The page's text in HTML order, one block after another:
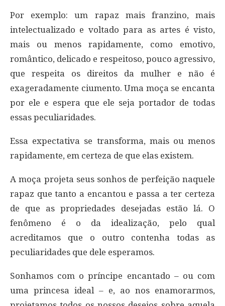
Por exemplo: um rapaz mais franzino, mais
intelectualizado e voltado para as artes é visto,
mais ou menos rapidamente, como emotivo,
romântico, delicado e respeitoso, pouco agressivo,
que respeita os direitos da mulher e não é
exageradamente ciumento. Uma moça se encanta
por ele e espera que ele seja portador de todas
essas peculiaridades.
Essa expectativa se transforma, mais ou menos
rapidamente, em certeza de que elas existem.
A moça projeta seus sonhos de perfeição naquele
rapaz que tanto a encantou e passa a ter certeza
de que as propriedades desejadas estão lá. O
fenômeno é o da idealização, pelo qual
acreditamos que o outro contenha todas as
peculiaridades que dele esperamos.
Sonhamos com o príncipe encantado – ou com
uma princesa ideal – e, ao nos enamorarmos,